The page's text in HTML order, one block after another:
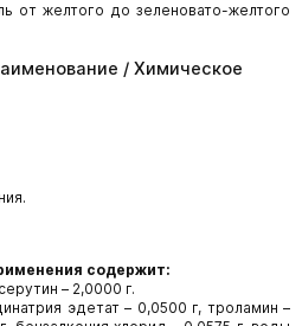
от желтого до зеленовато-желтого
/ Химическое
содержит:
– 2,0000 г.
эдетат – 0,0500 г, троламин –